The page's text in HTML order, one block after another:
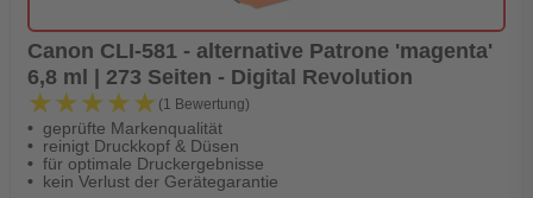
Canon CLI-581 - alternative Patrone 'magenta'
6,8 ml | 273 Seiten - Digital Revolution
★★★★★
★★★★★ (1 Bewertung)
geprüfte Markenqualität
reinigt Druckkopf & Düsen
für optimale Druckergebnisse
kein Verlust der Gerätegarantie